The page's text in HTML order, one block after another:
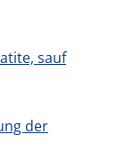
sauf
der